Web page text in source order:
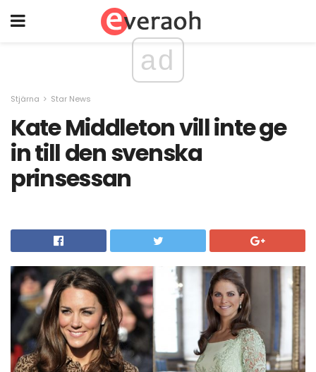
ad
Stjärna Star News
Kate Middleton vill inte ge
in till den svenska
prinsessan